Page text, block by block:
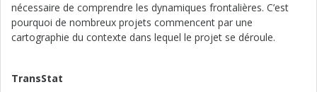
nécessaire de comprendre les dynamiques frontalières. C’est
pourquoi de nombreux projets commencent par une
cartographie du contexte dans lequel le projet se déroule.
TransStat